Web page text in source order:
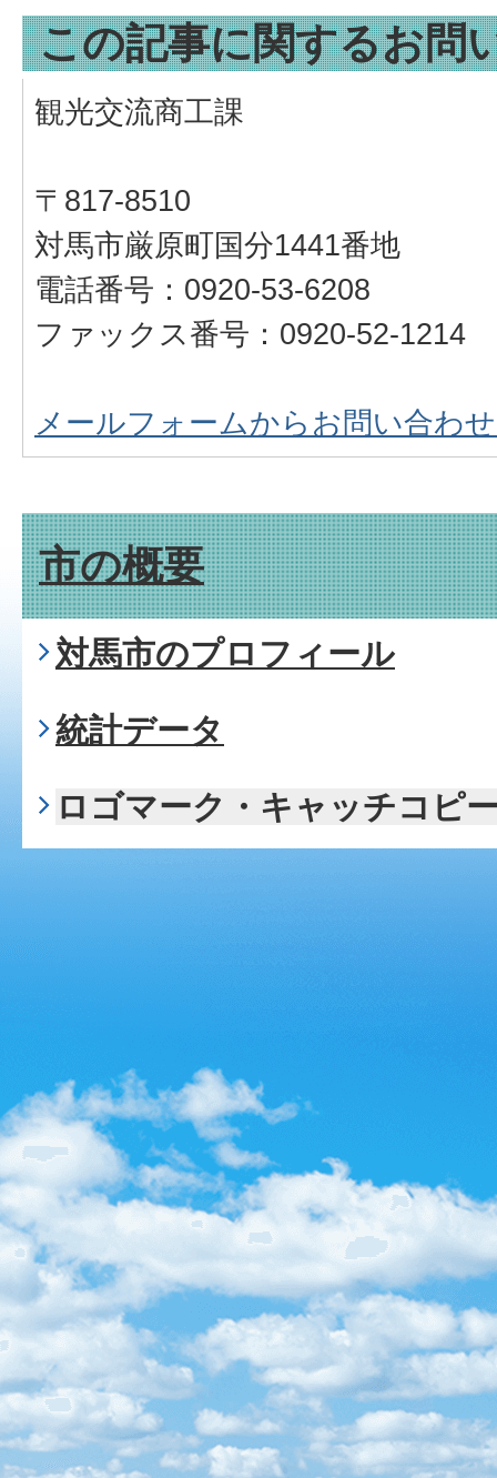
この記事に関するお問
観光交流商工課
〒817-8510
対馬市厳原町国分1441番地
電話番号：0920-53-6208
ファックス番号：0920-52-1214
メールフォームからお問い合わ
市の概要
対馬市のプロフィール
統計データ
ロゴマーク・キャッチコピ